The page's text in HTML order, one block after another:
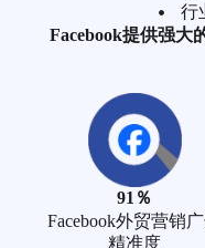
行
Facebook提供强大
91％
Facebook外贸营销
精准度